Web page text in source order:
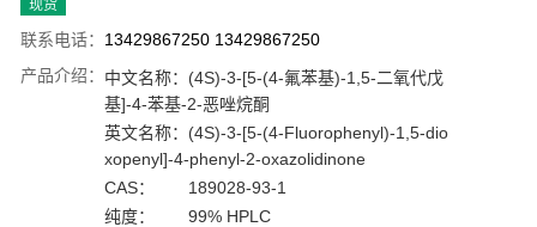
现货
联系电话： 13429867250 13429867250
产品介绍： 中文名称： (4S)-3-[5-(4-氟苯基)-1,5-二氧代戊
基]-4-苯基-2-恶唑烷酮
英文名称： (4S)-3-[5-(4-Fluorophenyl)-1,5-dio
xopenyl]-4-phenyl-2-oxazolidinone
CAS：
189028-93-1
纯度：
99% HPLC